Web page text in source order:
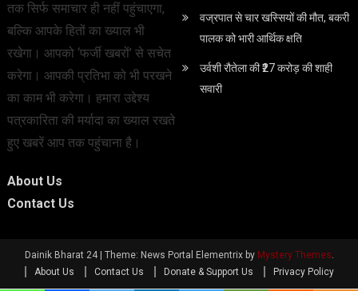
तक सिर्फ समाचार ही नहीं पहुंचाएगा,
बल्कि आपके हितों का ख्याल भी
रखेगा। आपको ‘फर्जी खबरों’ से सचेत
करेगा। आपकी प्रतिभा को भी परखने
का काम भी करेगा। हमारा उद्देश्य
पत्रकारिता की मर्यादा का ख्याल रखते
हुए खबरें आप तक पहुंचाना है।
About Us
Contact Us
वज्रपात से चार खस्सियों की मौत, बकरी
पालक को भारी आर्थिक क्षति
उर्वशी रौतेला की ₹27 करोड़ की शाही
सवारी
Dainik Bharat 24 Theme: News Portal Elementrix by Mystery Themes.
About Us
Contact Us Donate & Support Us Privacy Policy